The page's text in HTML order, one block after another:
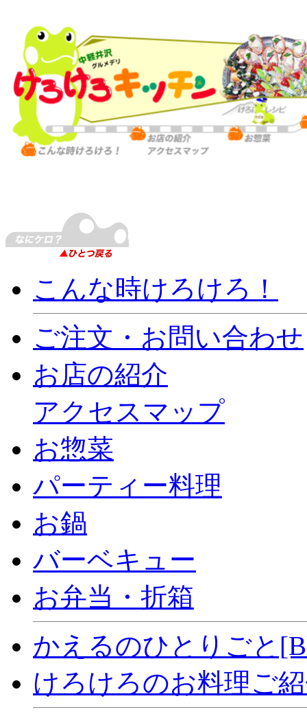
こんな時けろけろ！
ご注文・お問い合わせ
お店の紹介
アクセスマップ
お惣菜
パーティー料理
お鍋
バーベキュー
お弁当・折箱
かえるのひとりごと
けろけろのお料理ご